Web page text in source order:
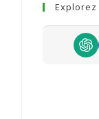
Explorez